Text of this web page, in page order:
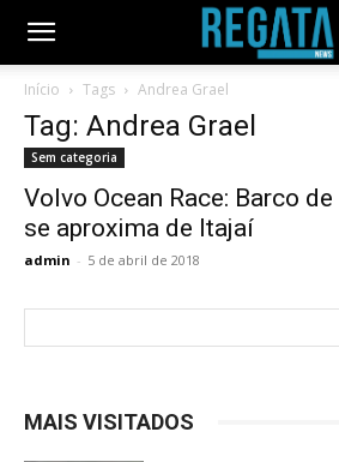
Início Tags Andrea Grael
Tag: Andrea Grael
Sem categoria
Volvo Ocean Race: Barco
se aproxima de Itajaí
admin - 5 de abril de 2018
MAIS VISITADOS